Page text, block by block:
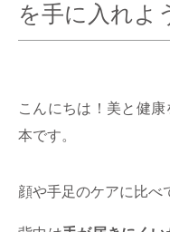
でキレイに
SERIES#01 私た
ちについて
いて
キ
リフ
定者
リフ
定
を手に入れよ
こんにちは！美と健
本です。
顔や手足のケアに比べ